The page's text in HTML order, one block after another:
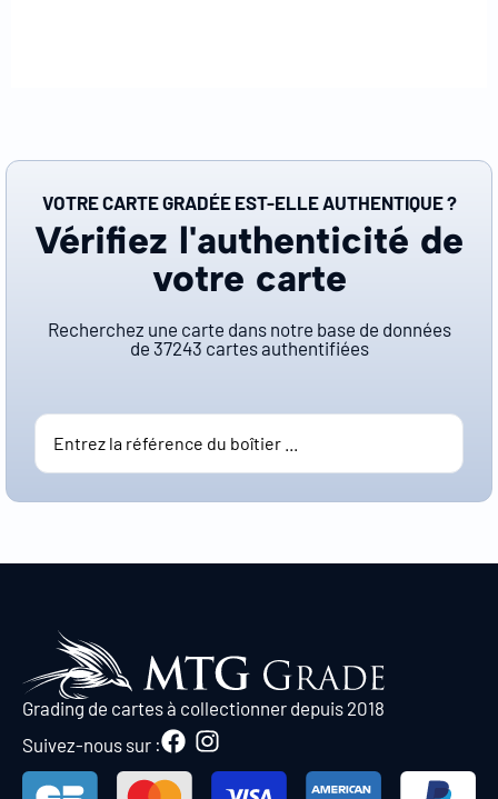
VOTRE CARTE GRADÉE EST-ELLE AUTHENTIQUE ?
Vérifiez l'authenticité de
votre carte
Recherchez une carte dans notre base de données
de 37243 cartes authentifiées
Grading de cartes à collectionner depuis 2018
Suivez-nous sur :